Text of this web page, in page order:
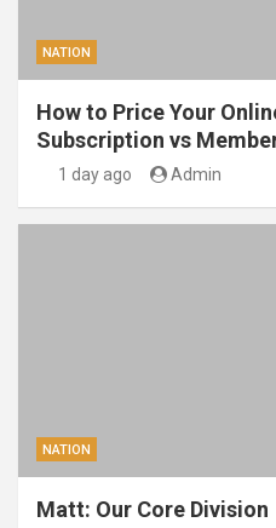
NATION
How to Price Your
Subscription vs
1 day ago Admin
NATION
Matt: Our Core Division